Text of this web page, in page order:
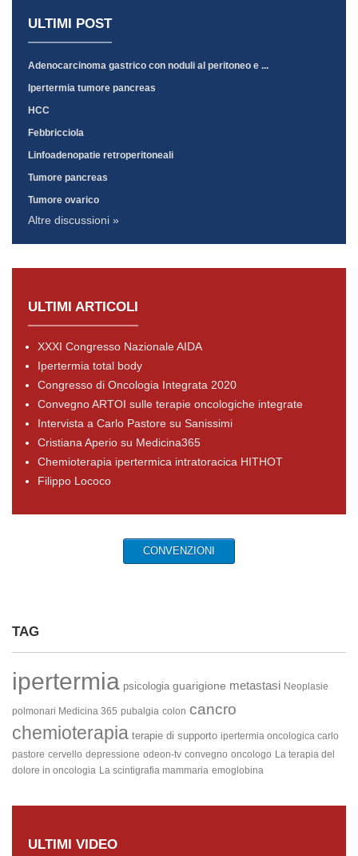
ULTIMI POST
Adenocarcinoma gastrico con noduli al peritoneo e ...
Ipertermia tumore pancreas
HCC
Febbricciola
Linfoadenopatie retroperitoneali
Tumore pancreas
Tumore ovarico
Altre discussioni »
ULTIMI ARTICOLI
XXXI Congresso Nazionale AIDA
Ipertermia total body
Congresso di Oncologia Integrata 2020
Convegno ARTOI sulle terapie oncologiche integrate
Intervista a Carlo Pastore su Sanissimi
Cristiana Aperio su Medicina365
Chemioterapia ipertermica intratoracica HITHOT
Filippo Lococo
CONVENZIONI
TAG
ipertermia psicologia guarigione metastasi Neoplasie
polmonari Medicina 365 pubalgia colon cancro
chemioterapia terapie di supporto ipertermia oncologica carlo
pastore cervello depressione odeon-tv convegno oncologo La terapia del
dolore in oncologia La scintigrafia mammaria emoglobina
ULTIMI VIDEO